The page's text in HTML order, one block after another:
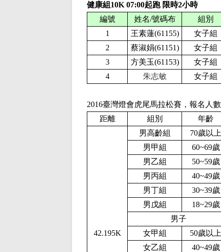
健康組10K 07:00起跑 限時2小時
編號
姓名/號碼布
組別
1
王素蓮(61155)
女子組
2
蔡淑娟(61151)
女子組
3
方美玉(61153)
女子組
4
朱志敏 女子組
2016臺灣燈會虎尾馬拉松賽，報名人
距離 組別 年齡
42.195K
男高齡組
70歲以上
男甲組
60~69歲
男乙組
50~59歲
男丙組
40~49歲
男丁組
30~39歲
男戊組
18~29歲
男子
女甲組
50歲以上
女乙組
40~49歲